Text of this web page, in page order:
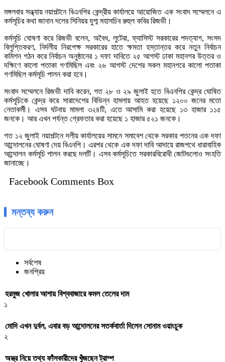
মঙ্গলবার সন্ধ্যায় নয়াপল্টনে বিএনপির কেন্দ্রীয় কার্যালয়ে আয়োজিত এক সংবাদ সম্মেলনে এ
কর্মসূচির কথা জানান দলের সিনিয়র যুগ্ম মহাসচিব রুহুল কবির রিজভী।
কর্মসূচি ঘোষণা করে রিজভী বলেন, অবৈধ, লুটেরা, ফ্যাসিস্ট সরকারের পদত্যাগ, সংসদ
বিলুপ্তিকরণ, নির্দলীয় নিরপেক্ষ সরকারের হাতে ক্ষমতা হস্তান্তর করে নতুন নির্বাচন
কমিশন গঠন করে নির্বাচন অনুষ্ঠানের ১ দফা দাবিতে ২৫ আগস্ট ঢাকা মহানগর উত্তর ও
দক্ষিণে কালো পতাকা গণমিছিল এবং ২৬ আগস্ট দেশের সকল মহানগরে কালো পতাকা
গণমিছিল কর্মসূচি পালন করা হবে।
সংবাদ সম্মেলনে রিজভী দাবি করেন, গত ২৮ ও ২৯ জুলাই হতে বিএনপির কেন্দ্র ঘোষিত
কর্মসূচিকে কেন্দ্র করে সারাদেশের বিভিন্ন হামলায় আহত হয়েছে ১২০০ জনের মতো
নেতাকর্মী। এসব ঘটনায় মামলা ৩২৪টি, এতে আসামি করা হয়েছে ১৩ হাজার ১১৫
জনকে। আর এখন পর্যন্ত গ্রেফতার করা হয়েছে ১ হাজার ৫২১ জনকে।
গত ১২ জুলাই নয়াপল্টনে দলীয় কার্যালয়ের সামনে সমাবেশ থেকে সরকার পতনের এক দফা
আন্দোলনের ঘোষণা দেয় বিএনপি। এরপর থেকে এক দফা দাবি আদায়ে রাজপথে ধারাবাহিক
আন্দোলন কর্মসূচি পালন করছে দলটি। এসব কর্মসূচিতে সরকারবিরোধী জোটগুলোও সংহতি
জানাচ্ছে।
Facebook Comments Box
মন্তব্য করুন
সর্বশেষ
জনপ্রিয়
হরমুজ খোলার আশায় বিশ্ববাজারে কমল তেলের দাম
১
মোদি এখন দুর্বল, এবার বড় আন্দোলনের সতর্কবার্তা দিলেন সোনাম ওয়াংচুক
২
অস্ত্র নিয়ে তথ্য ফাঁসকারীদের খুঁজছেন ট্রাম্প